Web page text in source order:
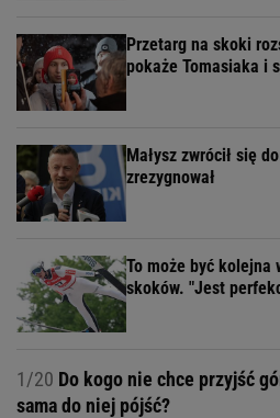
Przetarg na skoki
pokaże Tomasiaka i
Małysz zwrócił się
zrezygnował
To może być kolejna
skoków. "Jest
1/20 Do kogo nie chce przyjść
sama do niej pójść?